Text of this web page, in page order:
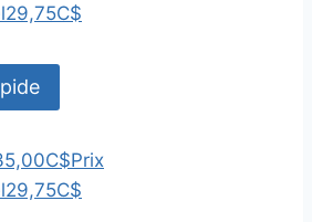
29,75C$
Prix
29,75C$